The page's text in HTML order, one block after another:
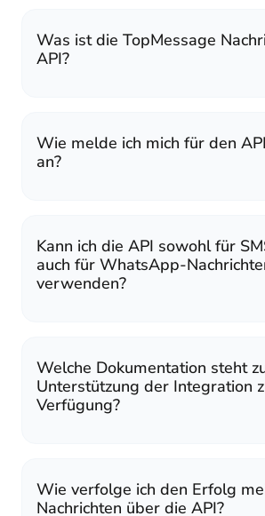
Was ist die TopMessage
API?
Wie melde ich mich für den
an?
Kann ich die API sowohl für
auch für WhatsApp-
verwenden?
Welche Dokumentation steht
Unterstützung der Integration
Verfügung?
Wie verfolge ich den Erfolg
Nachrichten über die API?